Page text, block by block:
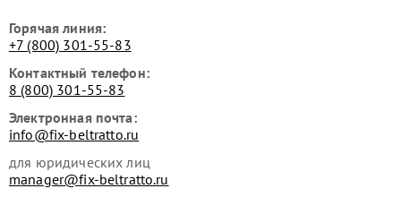
Горячая линия:
+7 (800) 301-55-83
Контактный телефон:
8 (800) 301-55-83
Электронная почта:
info@fix-beltratto.ru
для юридических лиц
manager@fix-beltratto.ru